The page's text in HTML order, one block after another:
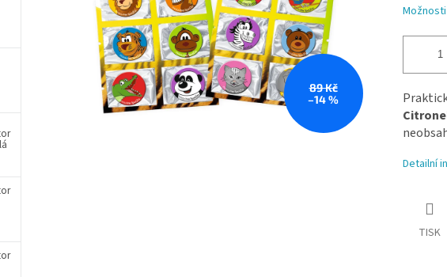
89 Kč
–14 %
Detailní
TISK